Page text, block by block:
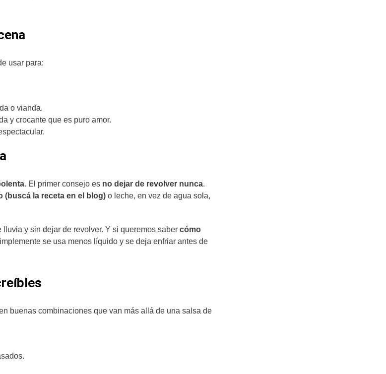
usar para:
o vianda.
y crocante que es puro amor.
El primer consejo es no dejar de revolver nunca.
(buscá la receta en el blog) o leche, en vez de agua sola,
y sin dejar de revolver. Y si queremos saber cómo
se usa menos líquido y se deja enfriar antes de
buenas combinaciones que van más allá de una salsa de